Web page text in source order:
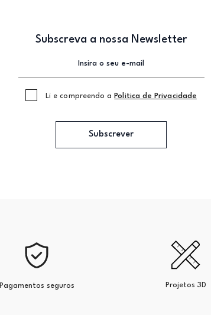
Subscreva a nossa Newsletter
Li e compreendo a Politica de Privacidade
Subscrever
Pagamentos seguros Projetos 3D